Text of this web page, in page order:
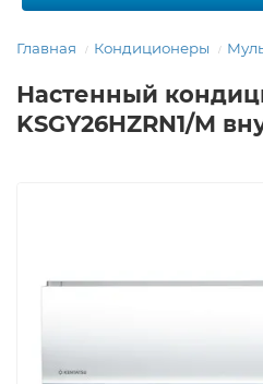
Главная Кондиционеры
Настенный
KSGY26HZRN1/M